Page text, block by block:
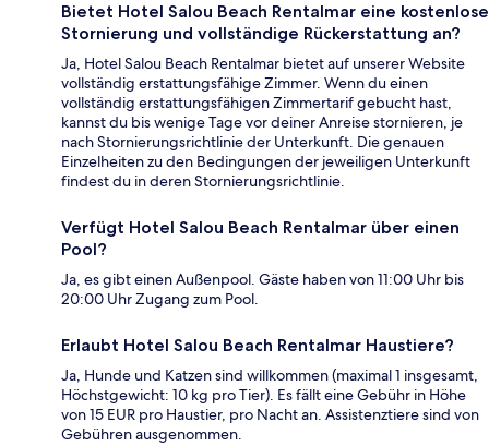
Bietet Hotel Salou Beach Rentalmar eine kostenlose
Stornierung und vollständige Rückerstattung an?
Ja, Hotel Salou Beach Rentalmar bietet auf unserer Website
vollständig erstattungsfähige Zimmer. Wenn du einen
vollständig erstattungsfähigen Zimmertarif gebucht hast,
kannst du bis wenige Tage vor deiner Anreise stornieren, je
nach Stornierungsrichtlinie der Unterkunft. Die genauen
Einzelheiten zu den Bedingungen der jeweiligen Unterkunft
findest du in deren Stornierungsrichtlinie.
Verfügt Hotel Salou Beach Rentalmar über einen
Pool?
Ja, es gibt einen Außenpool. Gäste haben von 11:00 Uhr bis
20:00 Uhr Zugang zum Pool.
Erlaubt Hotel Salou Beach Rentalmar Haustiere?
Ja, Hunde und Katzen sind willkommen (maximal 1 insgesamt,
Höchstgewicht: 10 kg pro Tier). Es fällt eine Gebühr in Höhe
von 15 EUR pro Haustier, pro Nacht an. Assistenztiere sind von
Gebühren ausgenommen.